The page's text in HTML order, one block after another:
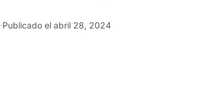
·Publicado el abril 28, 2024